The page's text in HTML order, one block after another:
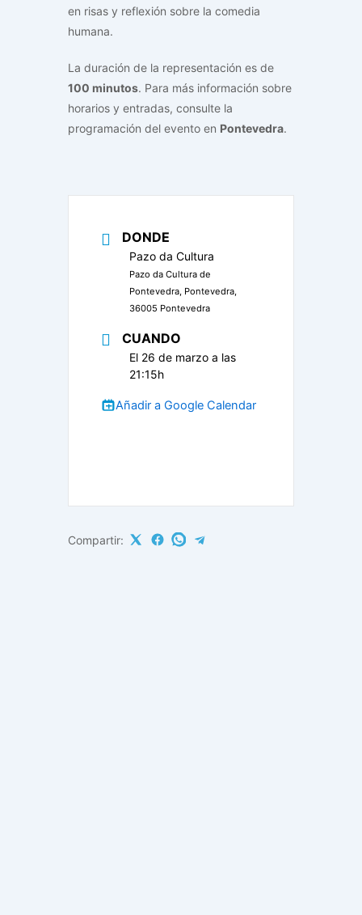
en risas y reflexión sobre la comedia
humana.
La duración de la representación es de
100 minutos. Para más información sobre
horarios y entradas, consulte la
programación del evento en Pontevedra.
DONDE
Pazo da Cultura
Pazo da Cultura de
Pontevedra, Pontevedra,
36005 Pontevedra
CUANDO
El 26 de marzo a las
21:15h
Añadir a Google Calendar
Compartir: